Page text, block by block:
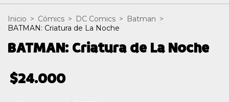
Inicio > Cómics > DC Comics > Batman >
BATMAN: Criatura de La Noche
BATMAN: Criatura de La Noche
$24.000